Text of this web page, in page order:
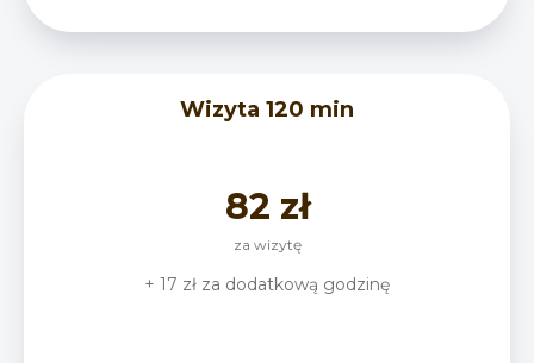
Wizyta 120 min
82 zł
za wizytę
+ 17 zł za dodatkową godzinę